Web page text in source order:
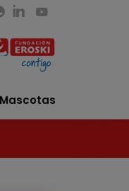
Mascotas